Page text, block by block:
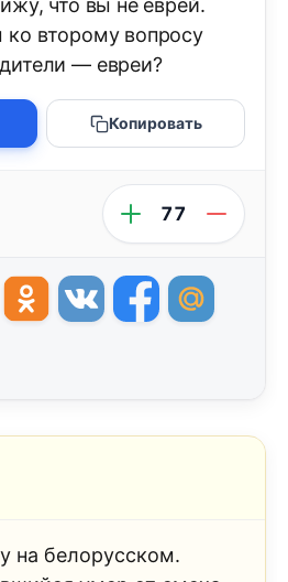
что вы не еврей.
ко второму вопросу
— евреи?
Копировать
77
на белорусском.